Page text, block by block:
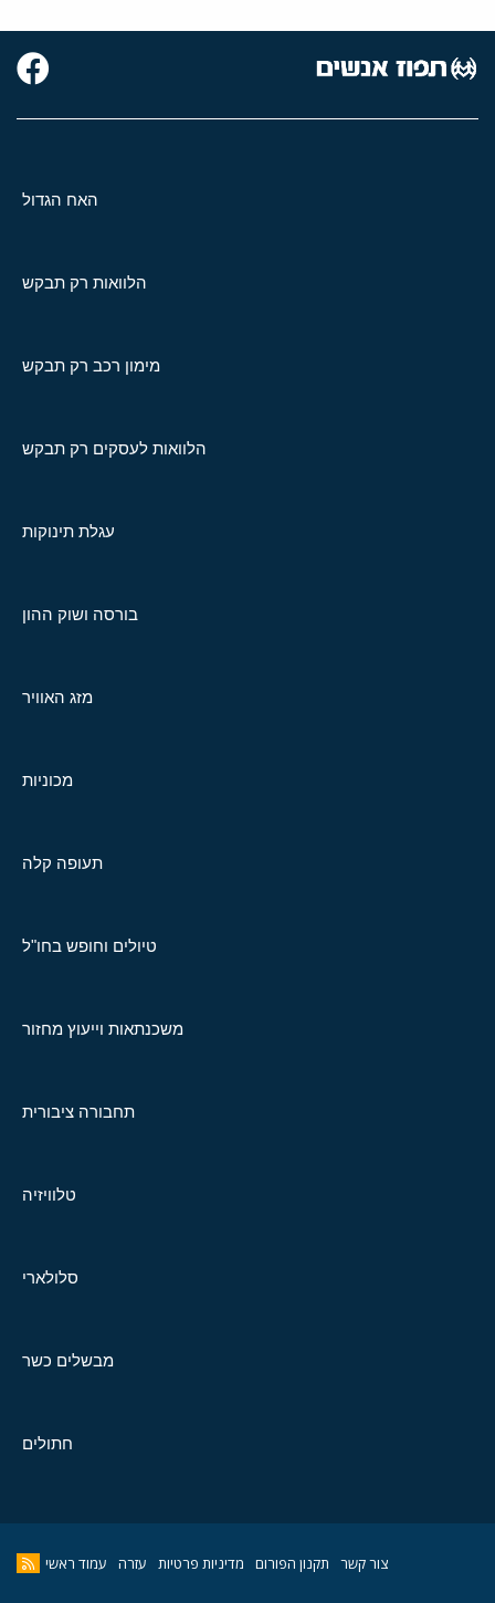
האח הגדול
הלוואות רק תבקש
מימון רכב רק תבקש
הלוואות לעסקים רק תבקש
עגלת תינוקות
בורסה ושוק ההון
מזג האוויר
מכוניות
תעופה קלה
טיולים וחופש בחו"ל
משכנתאות וייעוץ מחזור
תחבורה ציבורית
טלוויזיה
סלולארי
מבשלים כשר
חתולים
צור קשר תקנון הפורום מדיניות פרטיות עזרה עמוד ראשי